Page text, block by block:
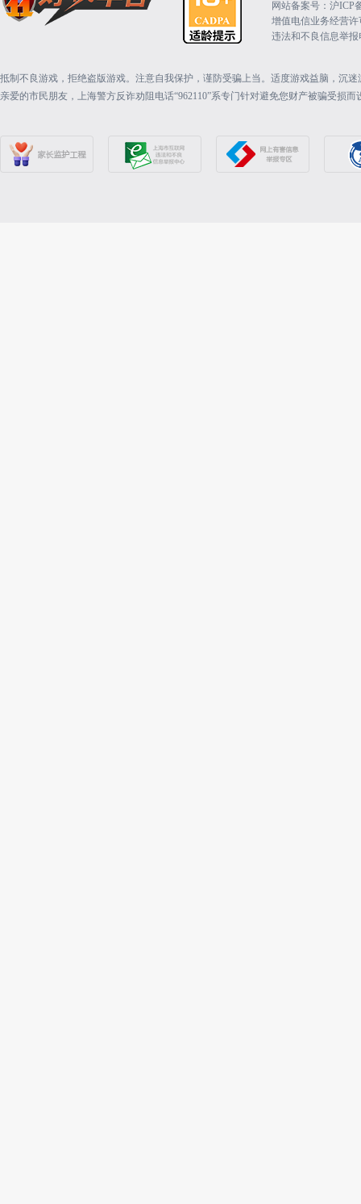
网站备案号：沪ICP
增值电信业务经营许
违法和不良信息举报
抵制不良游戏，拒绝盗版游戏。注意自我保护，谨防受骗上当。适度游戏益脑，沉
亲爱的市民朋友，上海警方反诈劝阻电话“962110”系专门针对避免您财产被骗受损